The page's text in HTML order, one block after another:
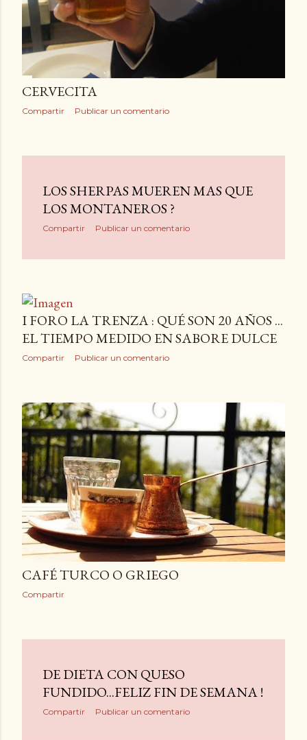
CERVECITA
Compartir Publicar un comentario
LOS SHERPAS MUEREN MAS QUE
LOS MONTANEROS ?
Compartir Publicar un comentario
I FORO LA TRENZA : QUÉ SON 20 AÑOS ...
EL TIEMPO MEDIDO EN SABORE DULCE
Compartir Publicar un comentario
CAFÉ TURCO O GRIEGO
Compartir
DE DIETA CON QUESO
FUNDIDO...FELIZ FIN DE SEMANA !
Compartir Publicar un comentario